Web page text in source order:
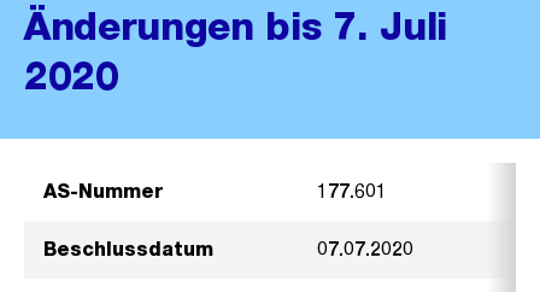
Änderungen bis 7. Juli
2020
AS-Nummer 177.601
Beschlussdatum 07.07.2020